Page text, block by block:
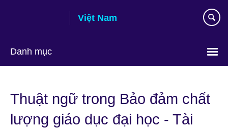
Việt Nam
Danh mục
language
Thuật ngữ trong Bảo đảm chất
lượng giáo dục đại học - Tài